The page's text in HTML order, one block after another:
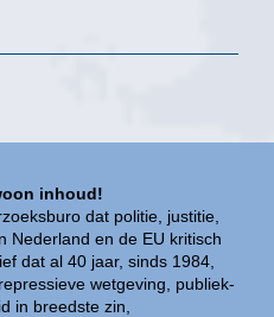
inhoud!
dat politie, justitie,
Nederland en de EU kritisch
dat al 40 jaar, sinds 1984,
wetgeving, publiek-
in breedste zin,